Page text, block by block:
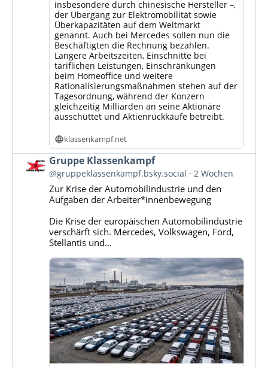
insbesondere durch chinesische Hersteller –,
der Übergang zur Elektromobilität sowie
Überkapazitäten auf dem Weltmarkt
genannt. Auch bei Mercedes sollen nun die
Beschäftigten die Rechnung bezahlen.
Längere Arbeitszeiten, Einschnitte bei
tariflichen Leistungen, Einschränkungen
beim Homeoffice und weitere
Rationalisierungsmaßnahmen stehen auf der
Tagesordnung, während der Konzern
gleichzeitig Milliarden an seine Aktionäre
ausschüttet und Aktienrückkäufe betreibt.
klassenkampf.net
Beitrag
von
Gruppe
Klassenkampf
Bluesky
ansehen
Gruppe Klassenkampf
@gruppeklassenkampf.bsky.social 2 Wochen
Zur Krise der Automobilindustrie und den
Aufgaben der Arbeiter*innenbewegung
Die Krise der europäischen Automobilindustrie
verschärft sich. Mercedes, Volkswagen, Ford,
Stellantis und...